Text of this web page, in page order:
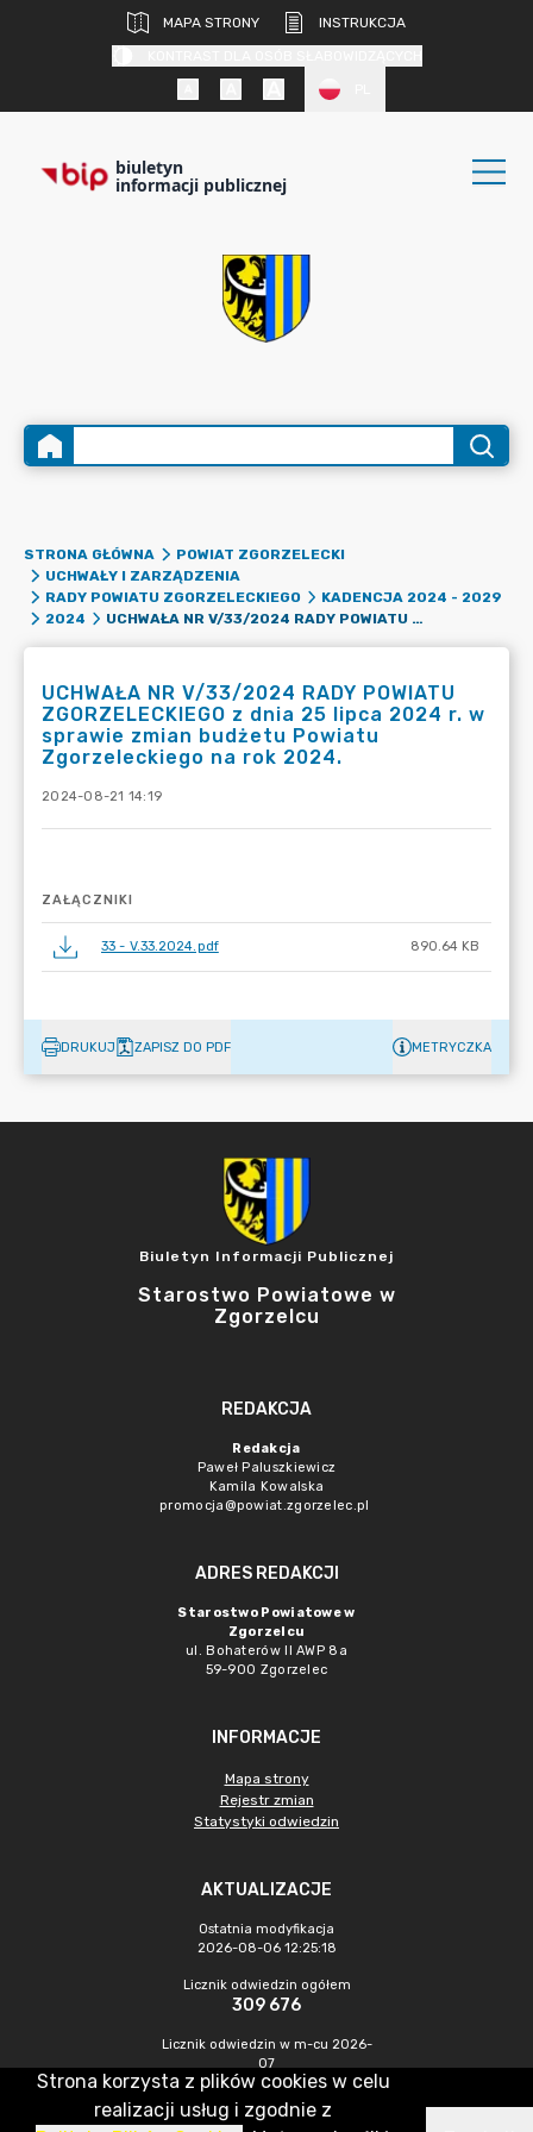
MAPA STRONY
INSTRUKCJA
biuletyn
informacji publicznej
STRONA GŁÓWNA
POWIAT ZGORZELECKI
UCHWAŁY I ZARZĄDZENIA
RADY POWIATU ZGORZELECKIEGO
KADENCJA 2024 - 2029
2024
UCHWAŁA NR V/33/2024 RADY POWIATU ZGORZELECKIEGO Z DNIA 25 LIPCA 2024 R. W SPRAWIE ZMIAN BUDŻETU POWIATU ZGORZELECKIEGO NA ROK 2024.
UCHWAŁA NR V/33/2024 RADY POWIATU
ZGORZELECKIEGO z dnia 25 lipca 2024 r. w
sprawie zmian budżetu Powiatu
Zgorzeleckiego na rok 2024.
2024-08-21 14:19
ZAŁĄCZNIKI
33 - V.33.2024.pdf 890.64 KB
DRUKUJ ZAPISZ DO PDF METRYCZKA
Biuletyn Informacji Publicznej
Starostwo Powiatowe w
Zgorzelcu
REDAKCJA
Redakcja
Paweł Paluszkiewicz
Kamila Kowalska
promocja@powiat.zgorzelec.pl
ADRES REDAKCJI
Starostwo Powiatowe w
Zgorzelcu
ul. Bohaterów II AWP 8a
59-900 Zgorzelec
INFORMACJE
Mapa strony
Rejestr zmian
Statystyki odwiedzin
AKTUALIZACJE
Ostatnia modyfikacja
2026-08-06 12:25:18
Licznik odwiedzin ogółem
309 676
Licznik odwiedzin w m-cu 2026-
07
374
Strona korzysta z plików cookies w celu
realizacji usług i zgodnie z